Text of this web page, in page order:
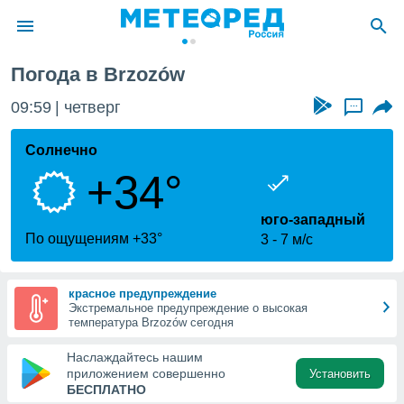
о
Вы можете
к этому
доступ
Погода в Brzozów
09:59 четверг ...
Солнечно
+34°
По ощущениям +33°
юго-западный
3
7 м/с
красное предупреждение
Экстремальное предупреждение о высокая
температура Brzozów сегодня
Наслаждайтесь нашим
приложением совершенно
БЕСПЛАТНО
Установить